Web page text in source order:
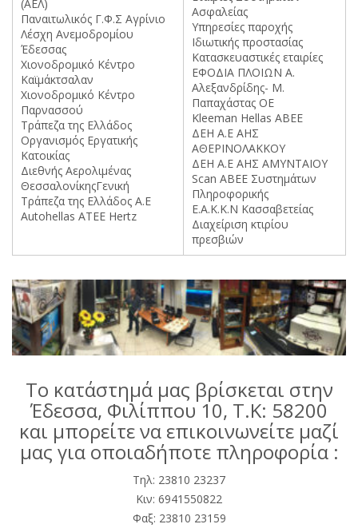
(ΑΕΛ)
Παναιτωλικός Γ.Φ.Σ Αγρίνιο
Λέσχη Ανεμοδρομίου
Έδεσσας
Χιονοδρομικό Κέντρο
Καϊμάκτσαλαν
Χιονοδρομικό Κέντρο
Παρνασσού
Τράπεζα της Ελλάδος
Οργανισμός Εργατικής
Κατοικίας
Διεθνής Αερολιμένας
ΘεσσαλονίκηςΓενική
Τράπεζα της Ελλάδος Α.Ε
Autohellas ΑΤΕΕ Hertz
Ασφαλείας
Υπηρεσίες παροχής
Ιδιωτικής προστασίας
Κατασκευαστικές εταιρίες
ΕΦΟΔΙΑ ΠΛΟΙΩΝ Α.
Αλεξανδρίδης- Μ.
Παπαχάστας ΟΕ
Kleeman Hellas ΑΒΕΕ
ΔΕΗ Α.Ε ΑΗΣ
ΑΘΕΡΙΝΟΛΑΚΚΟΥ
ΔΕΗ Α.Ε ΑΗΣ ΑΜΥΝΤΑΙΟΥ
Scan ABEE Συστημάτων
Πληροφορικής
Ε.Α.Κ.Κ.Ν Κασσαβετείας
Διαχείριση κτιρίου
πρεσβιών
Το κατάστημά μας βρίσκεται στην
Έδεσσα, Φιλίππου 10, Τ.Κ: 58200
και μπορείτε να επικοινωνείτε μαζί
μας για οποιαδήποτε πληροφορία :
Tηλ: 23810 23237
Κιν: 6941550822
Φαξ: 23810 23159